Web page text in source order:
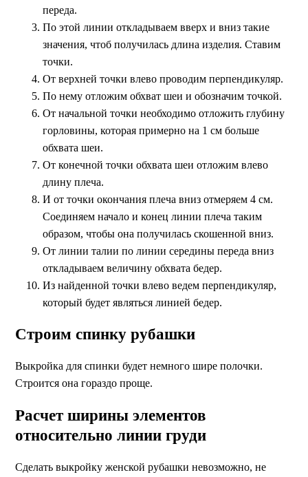
переда.
По этой линии откладываем вверх и вниз такие
значения, чтоб получилась длина изделия. Ставим
точки.
От верхней точки влево проводим перпендикуляр.
По нему отложим обхват шеи и обозначим точкой.
От начальной точки необходимо отложить глубину
горловины, которая примерно на 1 см больше
обхвата шеи.
От конечной точки обхвата шеи отложим влево
длину плеча.
И от точки окончания плеча вниз отмеряем 4 см.
Соединяем начало и конец линии плеча таким
образом, чтобы она получилась скошенной вниз.
От линии талии по линии середины переда вниз
откладываем величину обхвата бедер.
Из найденной точки влево ведем перпендикуляр,
который будет являться линией бедер.
Строим спинку рубашки
Выкройка для спинки будет немного шире полочки.
Строится она гораздо проще.
Расчет ширины элементов
относительно линии груди
Сделать выкройку женской рубашки невозможно, не